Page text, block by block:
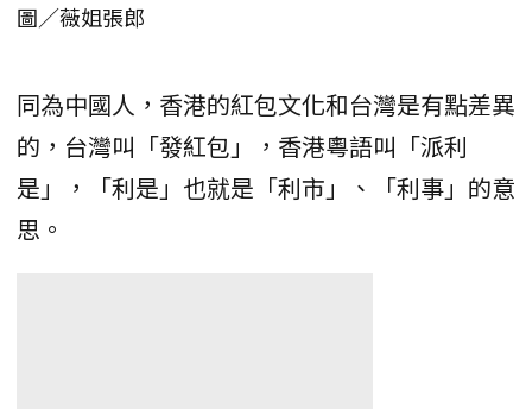
圖／薇姐張郎
同為中國人，香港的紅包文化和台灣是有點差異
的，台灣叫「發紅包」，香港粵語叫「派利
是」，「利是」也就是「利市」、「利事」的意
思。